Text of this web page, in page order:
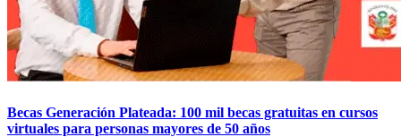
Becas Generación Plateada: 100 mil becas gratuitas en cursos
virtuales para personas mayores de 50 años